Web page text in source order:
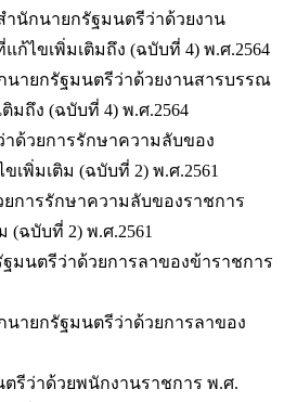
ำนักนายกรัฐมนตรีว่าด้วยงาน
ก้ไขเพิ่มเติมถึง (ฉบับที่ 4) พ.ศ.2564
นายกรัฐมนตรีว่าด้วยงานสารบรรณ
มถึง (ฉบับที่ 4) พ.ศ.2564
าด้วยการรักษาความลับของ
เพิ่มเติม (ฉบับที่ 2) พ.ศ.2561
การรักษาความลับของราชการ
(ฉบับที่ 2) พ.ศ.2561
มนตรีว่าด้วยการลาของข้าราชการ
นายกรัฐมนตรีว่าด้วยการลาของ
รีว่าด้วยพนักงานราชการ พ.ศ.